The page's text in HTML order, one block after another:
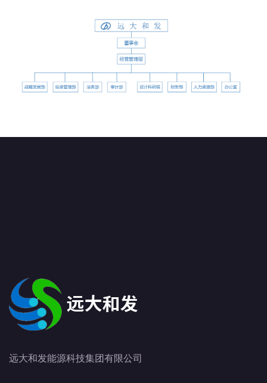
远大和发能源科技集团有限公司